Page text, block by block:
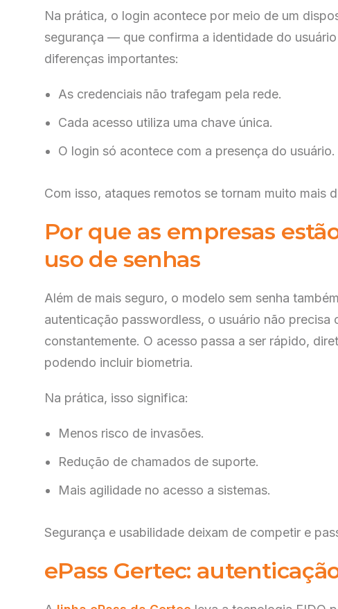
Acesse
Na prática, o login acontece por meio de um
segurança — que confirma a identidade do
diferenças importantes:
As credenciais não trafegam pela rede.
Cada acesso utiliza uma chave única.
O login só acontece com a presença do usuário.
Com isso, ataques remotos se tornam muito mais
Por que as empresas
uso de senhas
Além de mais seguro, o modelo sem senha
autenticação passwordless, o usuário não precisa
constantemente. O acesso passa a ser rápido,
podendo incluir biometria.
Na prática, isso significa:
Menos risco de invasões.
Redução de chamados de suporte.
Mais agilidade no acesso a sistemas.
Segurança e usabilidade deixam de competir e
ePass Gertec: